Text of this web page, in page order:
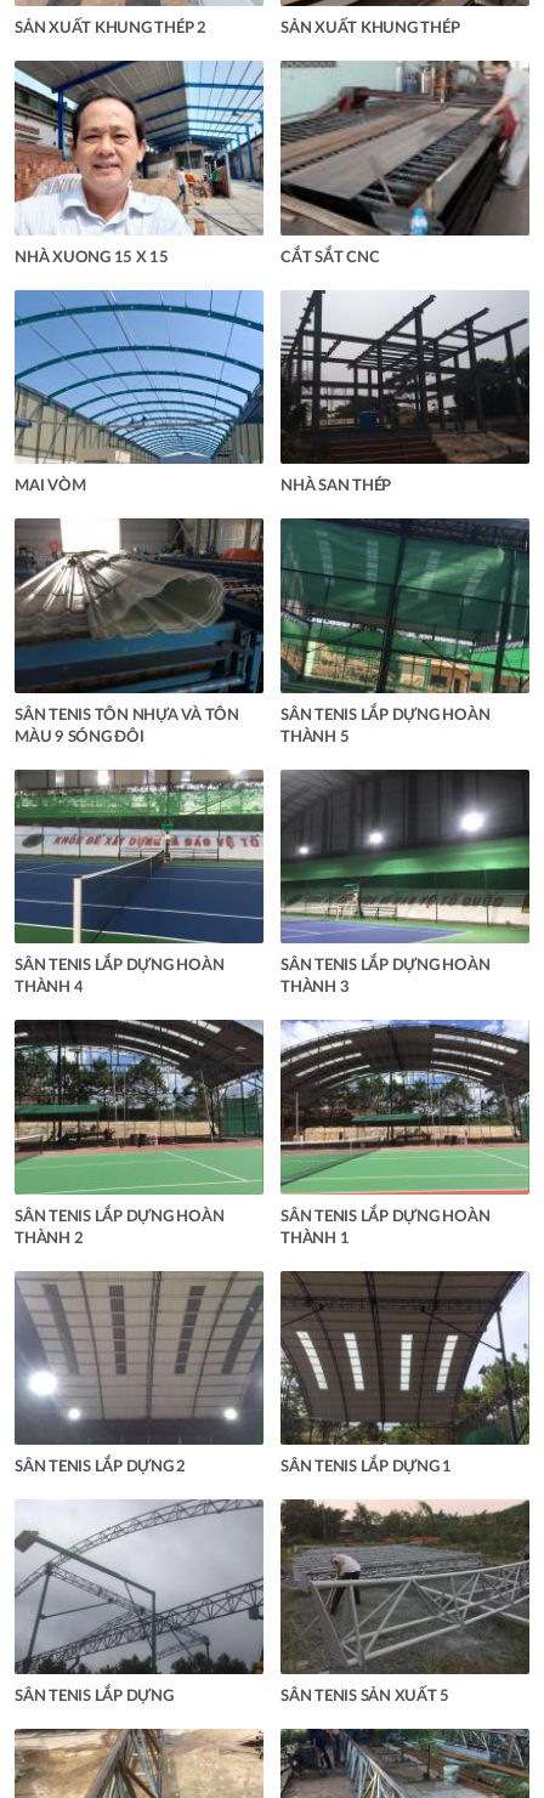
SẢN XUẤT KHUNG THÉP 2 SẢN XUẤT KHUNG THÉP
NHÀ XUONG 15 X 15 CẮT SẮT CNC
MAI VÒM NHÀ SAN THÉP
SÂN TENIS TÔN NHỰA VÀ TÔN
MÀU 9 SÓNG ĐÔI
SÂN TENIS LẮP DỰNG HOÀN
THÀNH 5
SÂN TENIS LẮP DỰNG HOÀN
THÀNH 4
SÂN TENIS LẮP DỰNG HOÀN
THÀNH 3
SÂN TENIS LẮP DỰNG HOÀN
THÀNH 2
SÂN TENIS LẮP DỰNG HOÀN
THÀNH 1
SÂN TENIS LẮP DỰNG 2 SÂN TENIS LẮP DỰNG 1
SÂN TENIS LẮP DỰNG SÂN TENIS SẢN XUẤT 5